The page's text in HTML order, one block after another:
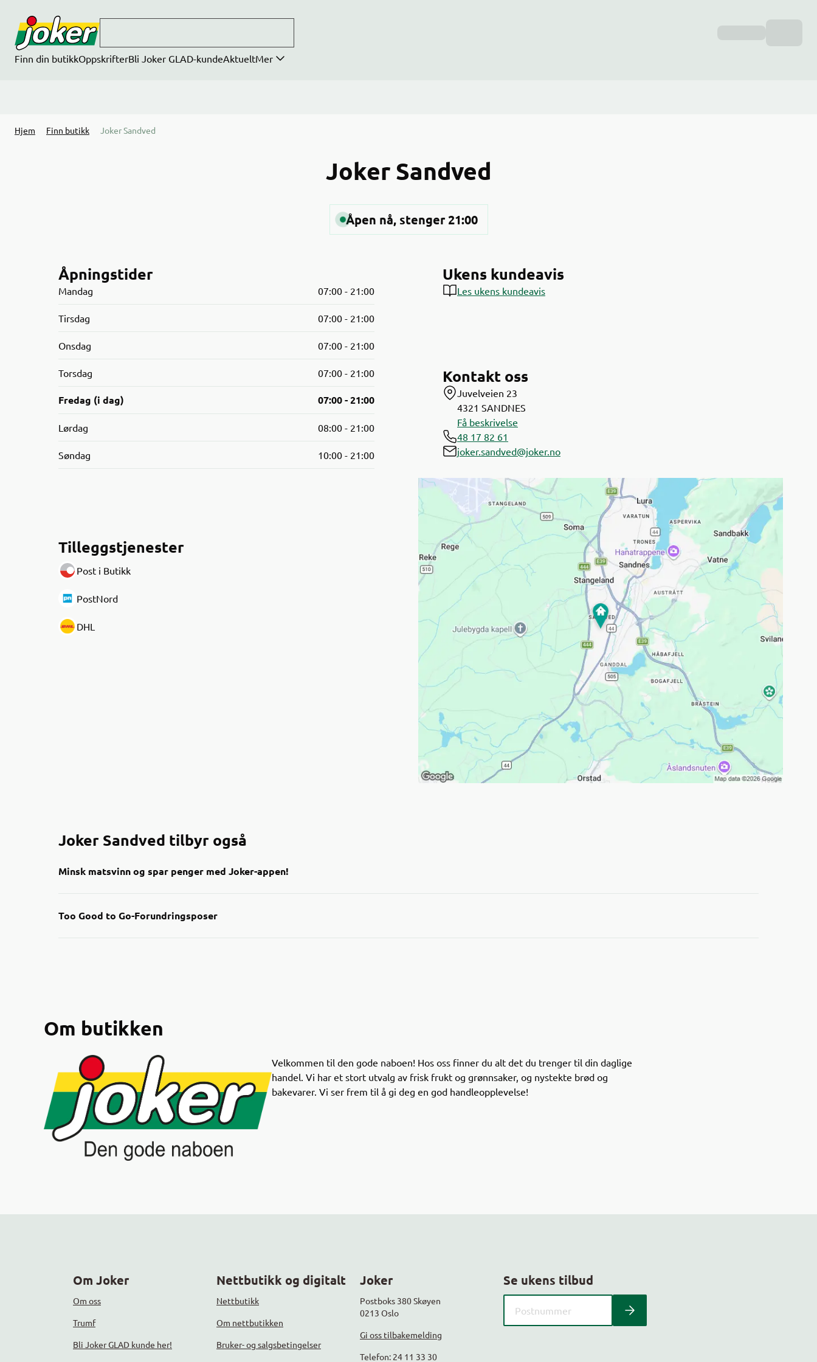
Finn din butikkOppskrifterBli Joker GLAD-kundeAktueltMer
Hjem Finn butikk Joker Sandved
Joker Sandved
Åpen nå, stenger 21:00
Åpningstider
Mandag 07:00 - 21:00
Tirsdag 07:00 - 21:00
Onsdag 07:00 - 21:00
Torsdag 07:00 - 21:00
Fredag (i dag) 07:00 - 21:00
Lørdag 08:00 - 21:00
Søndag 10:00 - 21:00
Tilleggstjenester
Post i Butikk
PostNord
DHL
Ukens kundeavis
Les ukens kundeavis
Kontakt oss
Juvelveien 23
4321 SANDNES
Få beskrivelse
48 17 82 61
joker.sandved@joker.no
Joker Sandved tilbyr også
Minsk matsvinn og spar penger med Joker-appen!
Nå kan du enkelt finne nedprisede datovarer i Joker-appen!
Too Good to Go-Forundringsposer
Om butikken
Velkommen til den gode naboen! Hos oss finner du alt det du trenger til din daglige
handel. Vi har et stort utvalg av frisk frukt og grønnsaker, og nystekte brød og
bakevarer. Vi ser frem til å gi deg en god handleopplevelse!
Om Joker
Om oss
Trumf
Bli Joker GLAD kunde her!
Nettbutikk og digitalt
Nettbutikk
Om nettbutikken
Bruker- og salgsbetingelser
Joker
Postboks 380 Skøyen
0213 Oslo
Gi oss tilbakemelding
Telefon: 24 11 33 30
Se ukens tilbud